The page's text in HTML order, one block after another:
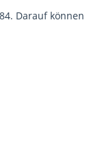
Darauf können